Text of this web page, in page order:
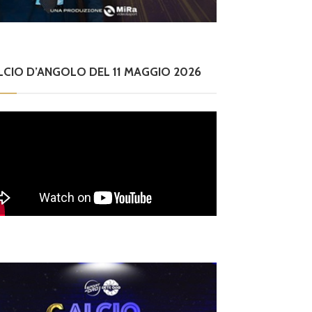
D’ANGOLO DEL 11 MAGGIO 2026